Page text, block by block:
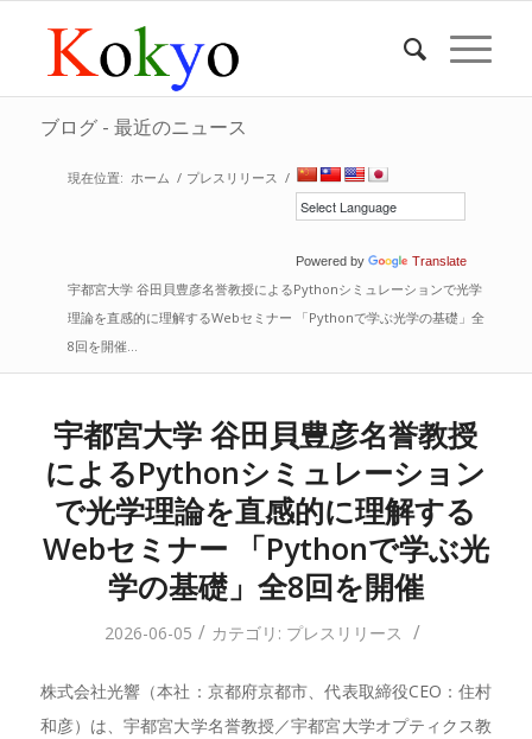
ブログ - 最近のニュース
Powered by Translate
現在位置: ホーム / プレスリリース /
宇都宮大学 谷田貝豊彦名誉教授によるPythonシミュレーションで光学
理論を直感的に理解するWebセミナー 「Pythonで学ぶ光学の基礎」全
8回を開催...
宇都宮大学 谷田貝豊彦名誉教授
によるPythonシミュレーション
で光学理論を直感的に理解する
Webセミナー 「Pythonで学ぶ光
学の基礎」全8回を開催
2026-06-05 / カテゴリ: プレスリリース /
株式会社光響（本社：京都府京都市、代表取締役CEO：住村
和彦）は、宇都宮大学名誉教授／宇都宮大学オプティクス教